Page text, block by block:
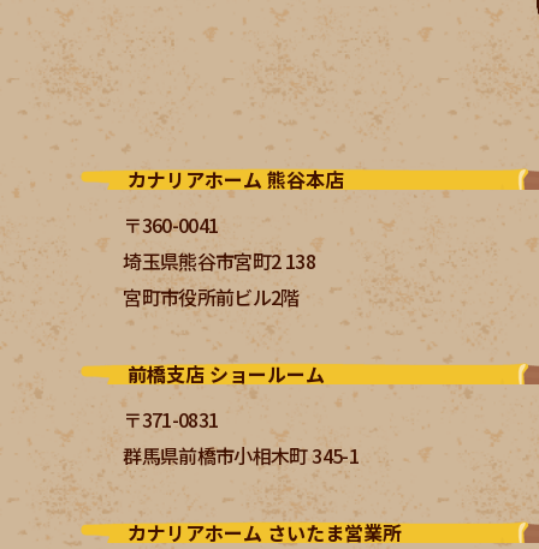
カナリアホーム 熊谷本店
〒360-0041
埼玉県熊谷市宮町2 138
宮町市役所前ビル2階
前橋支店 ショールーム
〒371-0831
群馬県前橋市小相木町 345-1
カナリアホーム さいたま営業所